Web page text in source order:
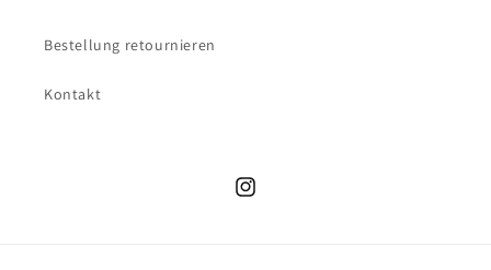
Bestellung retournieren
Kontakt
Instagram